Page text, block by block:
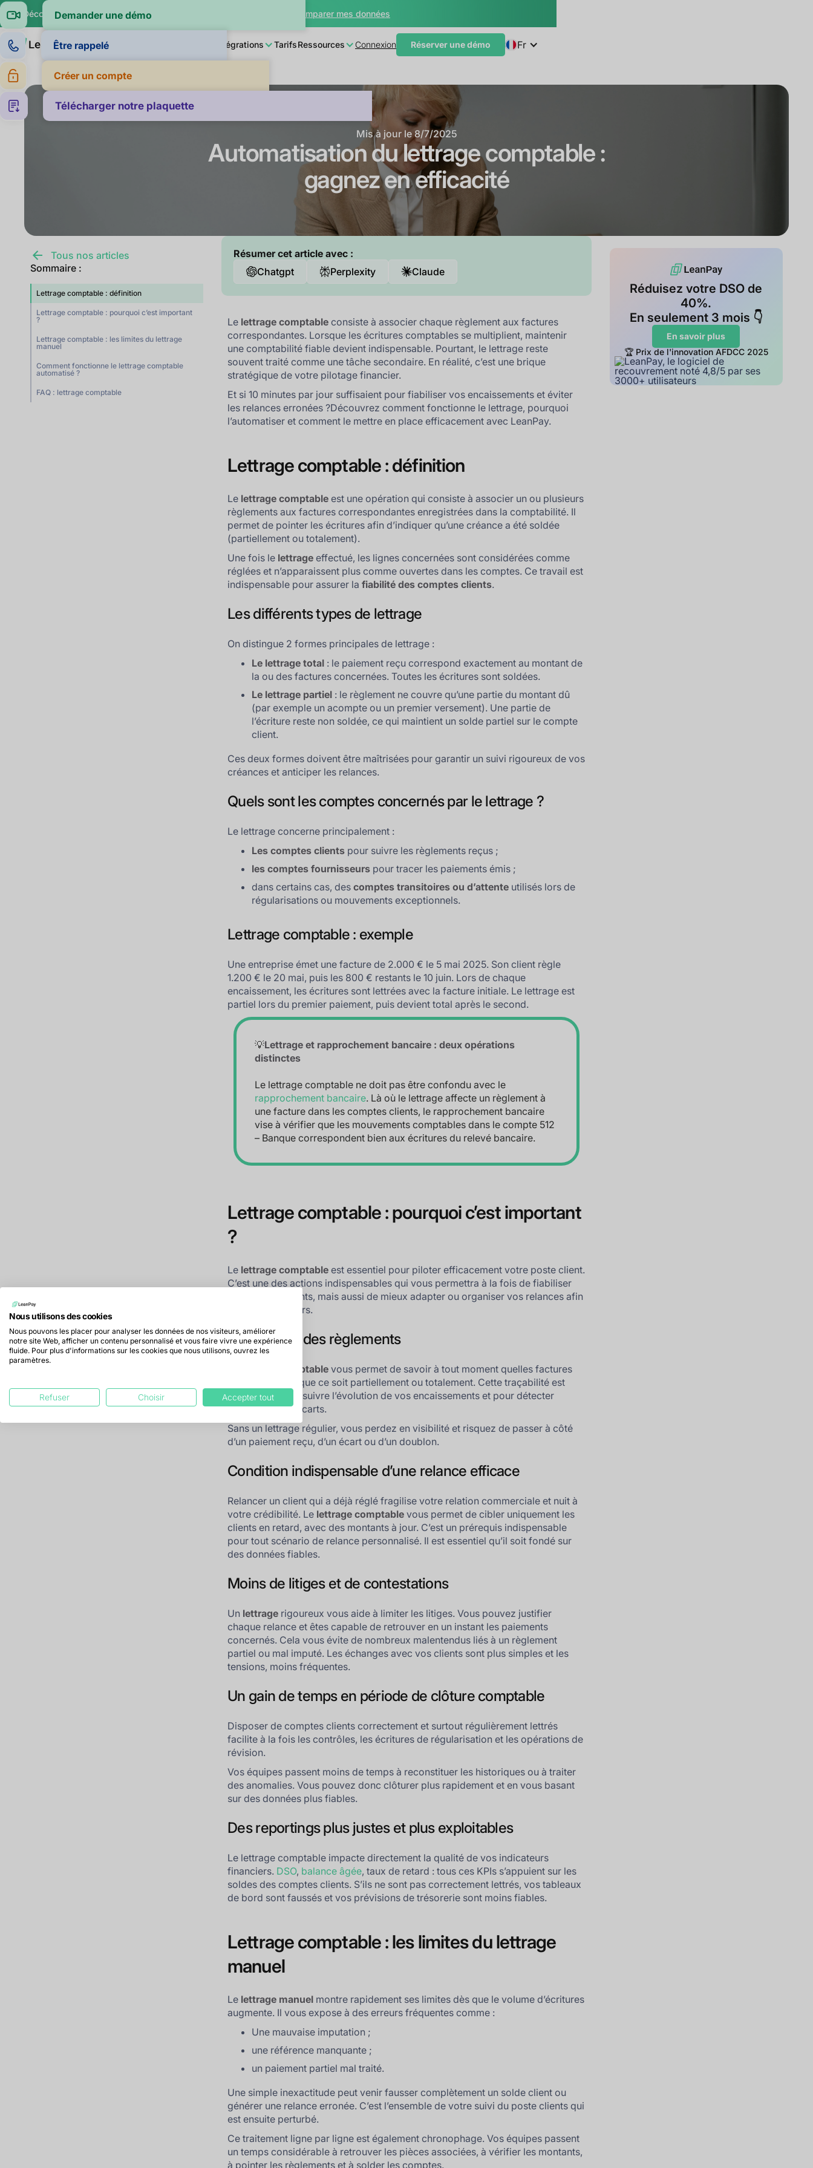
🔍 Découvrez si vos clients paient dans la moyenne de leur secteur Comparer mes données
Produit Intégrations TarifsRessources Connexion Réserver une démo Fr
Demander une démo
Être rappelé
Créer un compte
Télécharger notre plaquette
Mis à jour le 8/7/2025
Automatisation du lettrage comptable :
gagnez en efficacité
Tous nos articles
Sommaire :
Lettrage comptable : définition
Lettrage comptable : pourquoi c’est important
?
Lettrage comptable : les limites du lettrage
manuel
Comment fonctionne le lettrage comptable
automatisé ?
FAQ : lettrage comptable
Résumer cet article avec :
Chatgpt
Perplexity Claude
Le lettrage comptable consiste à associer chaque règlement aux factures
correspondantes. Lorsque les écritures comptables se multiplient, maintenir
une comptabilité fiable devient indispensable. Pourtant, le lettrage reste
souvent traité comme une tâche secondaire. En réalité, c’est une brique
stratégique de votre pilotage financier.
Et si 10 minutes par jour suffisaient pour fiabiliser vos encaissements et éviter
les relances erronées ?Découvrez comment fonctionne le lettrage, pourquoi
l’automatiser et comment le mettre en place efficacement avec LeanPay.
Lettrage comptable : définition
Le lettrage comptable est une opération qui consiste à associer un ou plusieurs
règlements aux factures correspondantes enregistrées dans la comptabilité. Il
permet de pointer les écritures afin d’indiquer qu’une créance a été soldée
(partiellement ou totalement).
Une fois le lettrage effectué, les lignes concernées sont considérées comme
réglées et n’apparaissent plus comme ouvertes dans les comptes. Ce travail est
indispensable pour assurer lafiabilité des comptes clients.
Les différents types de lettrage
On distingue 2 formes principales de lettrage :
Le lettrage total : le paiement reçu correspond exactement au montant de
la ou des factures concernées. Toutes les écritures sont soldées.
Le lettrage partiel : le règlement ne couvre qu’une partie du montant dû
(par exemple un acompte ou un premier versement). Une partie de
l’écriture reste non soldée, ce qui maintient un solde partiel sur le compte
client.
Ces deux formes doivent être maîtrisées pour garantir un suivi rigoureux de vos
créances et anticiper les relances.
Quels sont les comptes concernés par le lettrage ?
Le lettrage concerne principalement :
Les comptes clients pour suivre les règlements reçus ;
les comptes fournisseurs pour tracer les paiements émis ;
dans certains cas, descomptes transitoires ou d’attente utilisés lors de
régularisations ou mouvements exceptionnels.
Lettrage comptable : exemple
Une entreprise émet une facture de 2.000 € le 5 mai 2025. Son client règle
1.200 € le 20 mai, puis les 800 € restants le 10 juin. Lors de chaque
encaissement, les écritures sont lettrées avec la facture initiale. Le lettrage est
partiel lors du premier paiement, puis devient total après le second.
💡Lettrage et rapprochement bancaire : deux opérations
distinctes
Le lettrage comptable ne doit pas être confondu avec le
rapprochement bancaire. Là où le lettrage affecte un règlement à
une facture dans les comptes clients, le rapprochement bancaire
vise à vérifier que les mouvements comptables dans le compte 512
– Banque correspondent bien aux écritures du relevé bancaire.
Lettrage comptable : pourquoi c’est important
?
Le lettrage comptable est essentiel pour piloter efficacement votre poste client.
C’est une des actions indispensables qui vous permettra à la fois de fiabiliser
vos encaissements, mais aussi de mieux adapter ou organiser vos relances afin
d’éviter les erreurs.
Suivi précis des règlements
lettrage comptable vous permet de savoir à tout moment quelles factures
ont été réglées, que ce soit partiellement ou totalement. Cette traçabilité est
importante pour suivre l’évolution de vos encaissements et pour détecter
rapidement les écarts.
Sans un lettrage régulier, vous perdez en visibilité et risquez de passer à côté
d’un paiement reçu, d’un écart ou d’un doublon.
Condition indispensable d’une relance efficace
Relancer un client qui a déjà réglé fragilise votre relation commerciale et nuit à
votre crédibilité. Le lettrage comptable vous permet de cibler uniquement les
clients en retard, avec des montants à jour. C’est un prérequis indispensable
pour tout scénario de relance personnalisé. Il est essentiel qu’il soit fondé sur
des données fiables.
Moins de litiges et de contestations
Un lettrage rigoureux vous aide à limiter les litiges. Vous pouvez justifier
chaque relance et êtes capable de retrouver en un instant les paiements
concernés. Cela vous évite de nombreux malentendus liés à un règlement
partiel ou mal imputé. Les échanges avec vos clients sont plus simples et les
tensions, moins fréquentes.
Un gain de temps en période de clôture comptable
Disposer de comptes clients correctement et surtout régulièrement lettrés
facilite à la fois les contrôles, les écritures de régularisation et les opérations de
révision.
Vos équipes passent moins de temps à reconstituer les historiques ou à traiter
des anomalies. Vous pouvez donc clôturer plus rapidement et en vous basant
sur des données plus fiables.
Des reportings plus justes et plus exploitables
Le lettrage comptable impacte directement la qualité de vos indicateurs
financiers. DSO, balance âgée, taux de retard : tous ces KPIs s’appuient sur les
soldes des comptes clients. S’ils ne sont pas correctement lettrés, vos tableaux
de bord sont faussés et vos prévisions de trésorerie sont moins fiables.
Lettrage comptable : les limites du lettrage
manuel
Le lettrage manuel montre rapidement ses limites dès que le volume d’écritures
augmente. Il vous expose à des erreurs fréquentes comme :
Une mauvaise imputation ;
une référence manquante ;
un paiement partiel mal traité.
Une simple inexactitude peut venir fausser complètement un solde client ou
générer une relance erronée. C’est l’ensemble de votre suivi du poste clients qui
est ensuite perturbé.
Ce traitement ligne par ligne est également chronophage. Vos équipes passent
un temps considérable à retrouver les pièces associées, à vérifier les montants,
à pointer les règlements et à solder les comptes.
Réduisez votre DSO de
40%.
En seulement 3 mois 👇
En savoir plus
🏆 Prix de l'innovation AFDCC 2025
Nous utilisons des cookies
Nous pouvons les placer pour analyser les données de nos visiteurs, améliorer
notre site Web, afficher un contenu personnalisé et vous faire vivre une expérience
fluide. Pour plus d'informations sur les cookies que nous utilisons, ouvrez les
paramètres.
Refuser Choisir Accepter tout